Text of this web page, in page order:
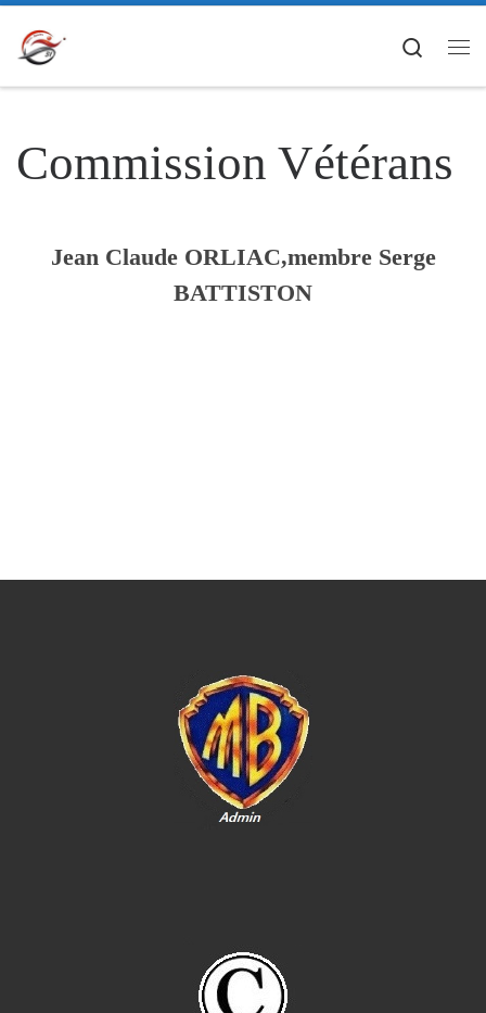
Passer au contenu
Search
Commission Vétérans
Jean Claude ORLIAC,membre Serge
BATTISTON